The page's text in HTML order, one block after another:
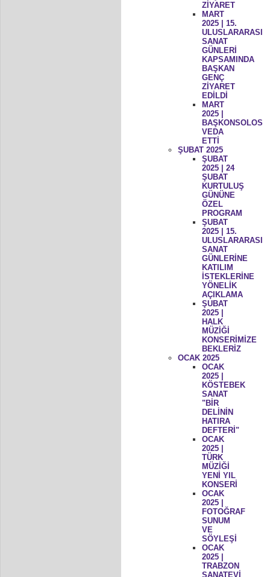
ZİYARET
MART
2025 | 15.
ULUSLARARASI
SANAT
GÜNLERİ
KAPSAMINDA
BAŞKAN
GENÇ
ZİYARET
EDİLDİ
MART
2025 |
BAŞKONSOLOS
VEDA
ETTİ
ŞUBAT 2025
ŞUBAT
2025 | 24
ŞUBAT
KURTULUŞ
GÜNÜNE
ÖZEL
PROGRAM
ŞUBAT
2025 | 15.
ULUSLARARASI
SANAT
GÜNLERİNE
KATILIM
İSTEKLERİNE
YÖNELİK
AÇIKLAMA
ŞUBAT
2025 |
HALK
MÜZİĞİ
KONSERİMİZE
BEKLERİZ
OCAK 2025
OCAK
2025 |
KÖSTEBEK
SANAT
"BİR
DELİNİN
HATIRA
DEFTERİ"
OCAK
2025 |
TÜRK
MÜZİĞİ
YENİ YIL
KONSERİ
OCAK
2025 |
FOTOĞRAF
SUNUM
VE
SÖYLEŞİ
OCAK
2025 |
TRABZON
SANATEVİ